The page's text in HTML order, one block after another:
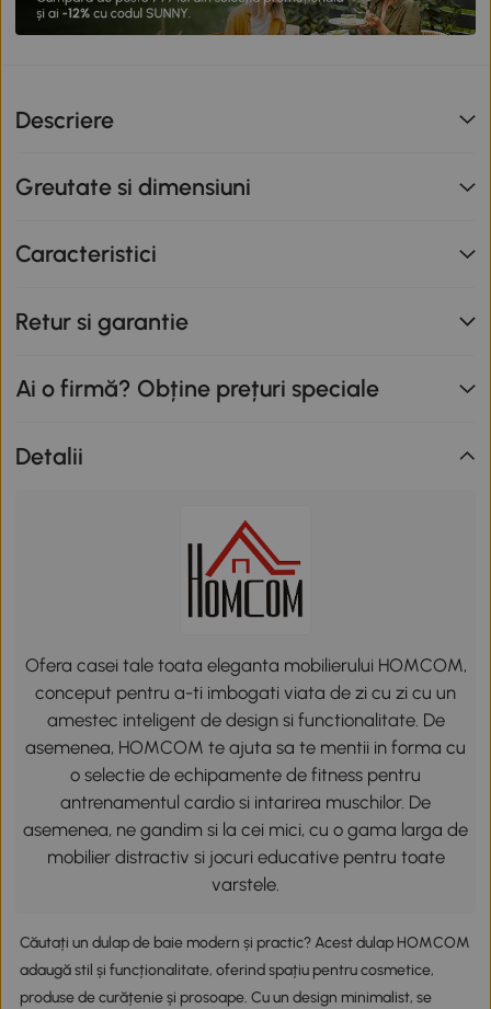
Descriere
Greutate si dimensiuni
Caracteristici
Retur si garantie
Ai o firmă? Obține prețuri speciale
Detalii
Ofera casei tale toata eleganta mobilierului HOMCOM,
conceput pentru a-ti imbogati viata de zi cu zi cu un
amestec inteligent de design si functionalitate. De
asemenea, HOMCOM te ajuta sa te mentii in forma cu
o selectie de echipamente de fitness pentru
antrenamentul cardio si intarirea muschilor. De
asemenea, ne gandim si la cei mici, cu o gama larga de
mobilier distractiv si jocuri educative pentru toate
varstele.
Căutați un dulap de baie modern și practic? Acest dulap HOMCOM
adaugă stil și funcționalitate, oferind spațiu pentru cosmetice,
produse de curățenie și prosoape. Cu un design minimalist, se